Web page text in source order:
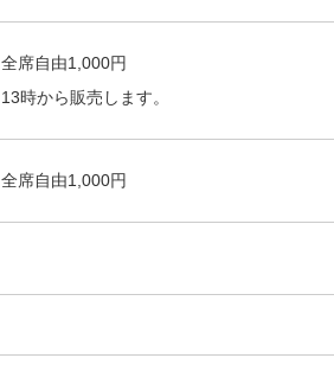
全席自由1,000円
13時から販売します。
全席自由1,000円